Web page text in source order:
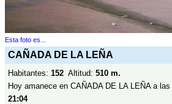
Esta foto es...
CAÑADA DE LA LEÑA
Habitantes: 152 Altitud: 510 m.
Hoy amanece en CAÑADA DE LA LEÑA a las
21:04